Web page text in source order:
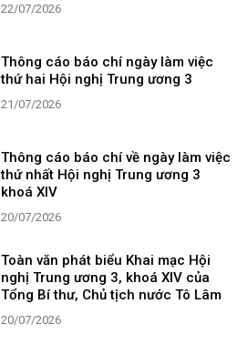
22/07/2026
Thông cáo báo chí ngày làm việc
thứ hai Hội nghị Trung ương 3
21/07/2026
Thông cáo báo chí về ngày làm việc
thứ nhất Hội nghị Trung ương 3
khoá XIV
20/07/2026
Toàn văn phát biểu Khai mạc Hội
nghị Trung ương 3, khoá XIV của
Tổng Bí thư, Chủ tịch nước Tô Lâm
20/07/2026